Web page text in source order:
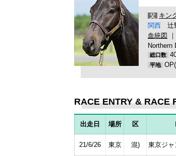
父 キン
関西 辻
血統図
｜
Northern
総口数
平地
RACE ENTRY & RACE
出走日 場所 区
21/6/26 東京 混) 東京ジ